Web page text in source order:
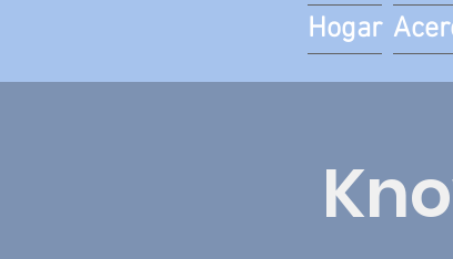
Hogar